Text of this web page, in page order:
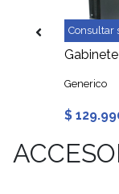
Consultar
Generico
$